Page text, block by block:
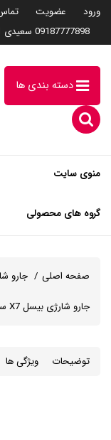
ورود عضویت
09187777898 سعیدی 09185568481
دسته بندی ها
منوی سایت
گروه های محصولی
صفحه اصلی جارو
جارو شارژی بیسل X7 سه کاره مدل X7 2832Z
توضیحات ویژگی ها